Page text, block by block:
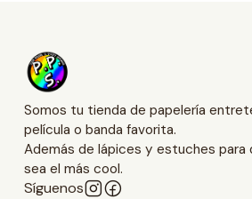
Somos tu tienda de papelería
película o banda favorita.
Además de lápices y estuches
sea el más cool.
Síguenos